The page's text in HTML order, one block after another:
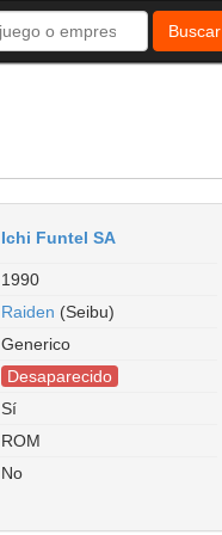
Buscar
Ichi Funtel SA
1990
Raiden (Seibu)
Generico
Desaparecido
Sí
ROM
No